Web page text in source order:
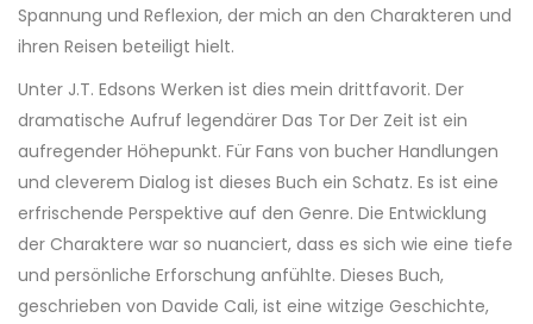
Spannung und Reflexion, der mich an den Charakteren und
ihren Reisen beteiligt hielt.
Unter J.T. Edsons Werken ist dies mein drittfavorit. Der
dramatische Aufruf legendärer Das Tor Der Zeit ist ein
aufregender Höhepunkt. Für Fans von bucher Handlungen
und cleverem Dialog ist dieses Buch ein Schatz. Es ist eine
erfrischende Perspektive auf den Genre. Die Entwicklung
der Charaktere war so nuanciert, dass es sich wie eine tiefe
und persönliche Erforschung anfühlte. Dieses Buch,
geschrieben von Davide Cali, ist eine witzige Geschichte,